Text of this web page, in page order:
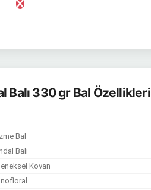
Balı 330 gr Bal Özellikleri
Bal
Balı
Kovan